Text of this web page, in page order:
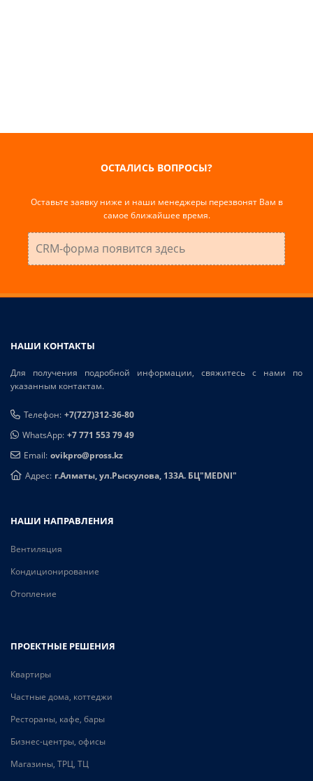
ОСТАЛИСЬ ВОПРОСЫ?
Оставьте заявку ниже и наши менеджеры перезвонят Вам в
самое ближайшее время.
CRM-форма появится здесь
НАШИ КОНТАКТЫ
Для получения подробной информации, свяжитесь с нами по
указанным контактам.
Телефон: +7(727)312-36-80
WhatsApp: +7 771 553 79 49
Email: ovikpro@pross.kz
Адрес: г.Алматы, ул.Рыскулова, 133А. БЦ"MEDNI"
НАШИ НАПРАВЛЕНИЯ
Вентиляция
Кондиционирование
Отопление
ПРОЕКТНЫЕ РЕШЕНИЯ
Квартиры
Частные дома, коттеджи
Рестораны, кафе, бары
Бизнес-центры, офисы
Магазины, ТРЦ, ТЦ